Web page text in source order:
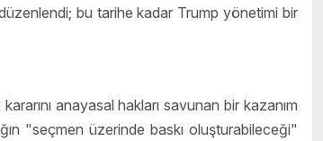
bu tarihe kadar Trump yönetimi bir
anayasal hakları savunan bir kazanım
"seçmen üzerinde baskı oluşturabileceği"